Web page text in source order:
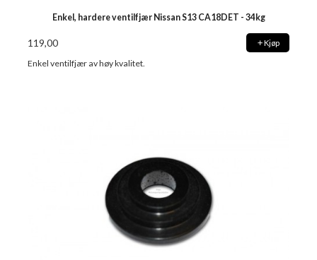
Enkel, hardere ventilfjær Nissan S13 CA18DET - 34kg
119,00 Kjøp
Enkel ventilfjær av høy kvalitet.